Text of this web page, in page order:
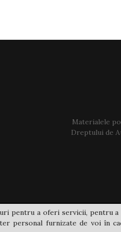
Materialele
Dreptului de
pentru a oferi servicii, pentru
personal furnizate de voi în